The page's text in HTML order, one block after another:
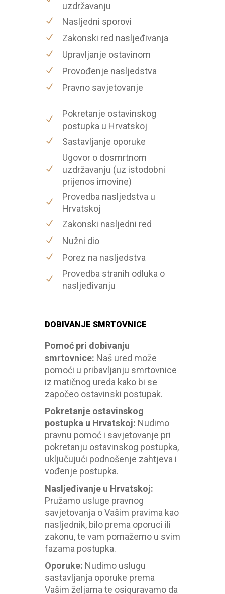
uzdržavanju
Nasljedni sporovi
Zakonski red nasljeđivanja
Upravljanje ostavinom
Provođenje nasljedstva
Pravno savjetovanje
Pokretanje ostavinskog
postupka u Hrvatskoj
Sastavljanje oporuke
Ugovor o dosmrtnom
uzdržavanju (uz istodobni
prijenos imovine)
Provedba nasljedstva u
Hrvatskoj
Zakonski nasljedni red
Nužni dio
Porez na nasljedstva
Provedba stranih odluka o
nasljeđivanju
DOBIVANJE SMRTOVNICE
Pomoć pri dobivanju
smrtovnice: Naš ured može
pomoći u pribavljanju smrtovnice
iz matičnog ureda kako bi se
započeo ostavinski postupak.
Pokretanje ostavinskog
postupka u Hrvatskoj: Nudimo
pravnu pomoć i savjetovanje pri
pokretanju ostavinskog postupka,
uključujući podnošenje zahtjeva i
vođenje postupka.
Nasljeđivanje u Hrvatskoj:
Pružamo usluge pravnog
savjetovanja o Vašim pravima kao
nasljednik, bilo prema oporuci ili
zakonu, te vam pomažemo u svim
fazama postupka.
Oporuke: Nudimo uslugu
sastavljanja oporuke prema
Vašim željama te osiguravamo da